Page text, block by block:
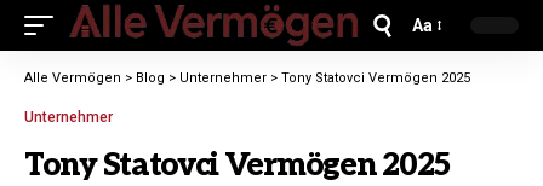
Aa
Alle Vermögen > Blog > Unternehmer > Tony Statovci Vermögen 2025
Unternehmer
Tony Statovci Vermögen 2025